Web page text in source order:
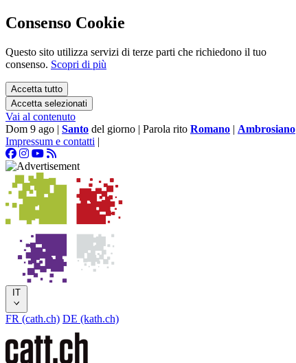
Consenso Cookie
Questo sito utilizza servizi di terze parti che richiedono il tuo
consenso. Scopri di più
Accetta tutto
Accetta selezionati
Vai al contenuto
Dom 9 ago | Santo del giorno | Parola rito Romano | Ambrosiano
Impressum e contatti |
IT
FR (cath.ch) DE (kath.ch)